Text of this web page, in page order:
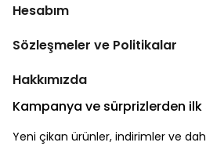
Hesabım
Sözleşmeler ve Politikalar
Hakkımızda
Kampanya ve sürprizlerden
Yeni çikan ürünler, indirimler ve